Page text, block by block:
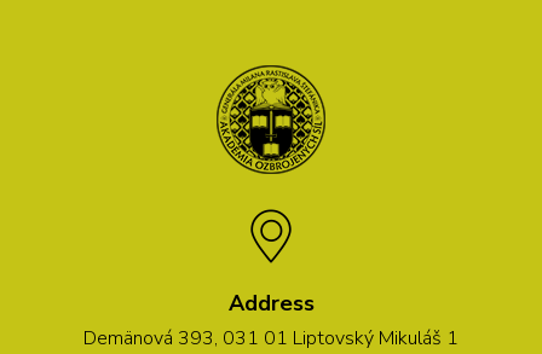
Address
Demänová 393, 031 01 Liptovský Mikuláš 1